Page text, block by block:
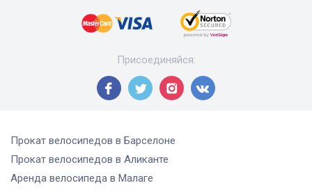
Присоединяйся:
Прокат велосипедов в Барселоне
Прокат велосипедов в Аликанте
Аренда велосипеда в Малаге